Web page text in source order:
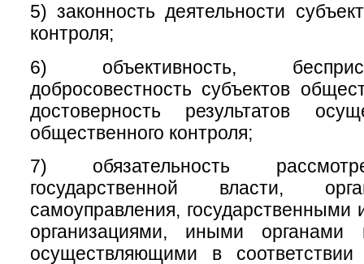
5) законность деятельности
контроля;
6) объективность,
добросовестность субъектов
достоверность результатов
общественного контроля;
7) обязательность
государственной власти,
самоуправления,
организациями, иными органами
осуществляющими в